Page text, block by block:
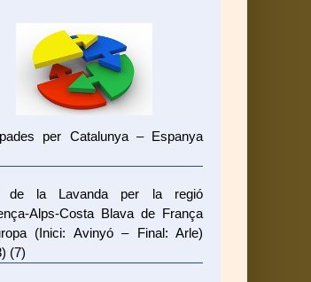
per Catalunya – Espanya
de la Lavanda per la regió
Alps-Costa Blava de França
(Inici: Avinyó – Final: Arle)
(7)